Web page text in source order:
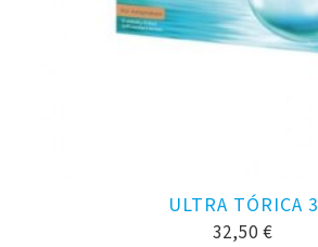
ULTRA TÓRICA 3
32,50 €